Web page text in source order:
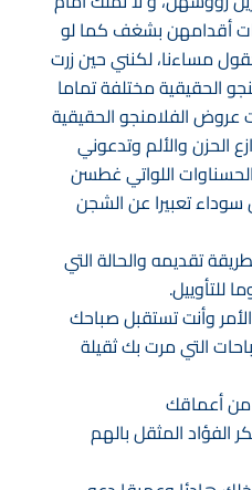
أقدامهن بشغف كما لو
مساءنا، لكنني حين زرت
الحقيقية مختلفة تماما
الفلامنجو الحقيقية
الحزن والألم وتدعوني
اللواتي غطسن
تعبيرا عن الشجن
تقديمه والحالة التي
للتأوييل.
وأنت تستقبل صباحك
التي مرت بك ثقيلة
من أعماقك
الفؤاد المثقل بالهم